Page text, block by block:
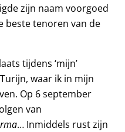
zijn naam voorgoed
beste tenoren van de
tijdens ‘mijn’
waar ik in mijn
Op 6 september
van
… Inmiddels rust zijn